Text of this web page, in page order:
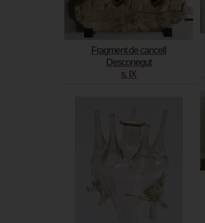
Fragment de cancell
Desconegut
s. IX